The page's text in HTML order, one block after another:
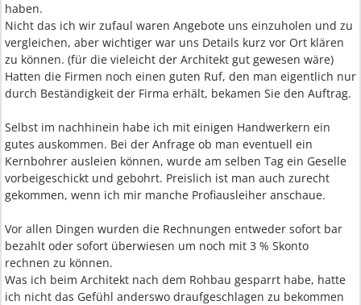
haben.
Nicht das ich wir zufaul waren Angebote uns einzuholen und zu
vergleichen, aber wichtiger war uns Details kurz vor Ort klären
zu können. (für die vieleicht der Architekt gut gewesen wäre)
Hatten die Firmen noch einen guten Ruf, den man eigentlich nur
durch Beständigkeit der Firma erhält, bekamen Sie den Auftrag.
Selbst im nachhinein habe ich mit einigen Handwerkern ein
gutes auskommen. Bei der Anfrage ob man eventuell ein
Kernbohrer ausleien können, wurde am selben Tag ein Geselle
vorbeigeschickt und gebohrt. Preislich ist man auch zurecht
gekommen, wenn ich mir manche Profiausleiher anschaue.
Vor allen Dingen wurden die Rechnungen entweder sofort bar
bezahlt oder sofort überwiesen um noch mit 3 % Skonto
rechnen zu können.
Was ich beim Architekt nach dem Rohbau gesparrt habe, hatte
ich nicht das Gefühl anderswo draufgeschlagen zu bekommen